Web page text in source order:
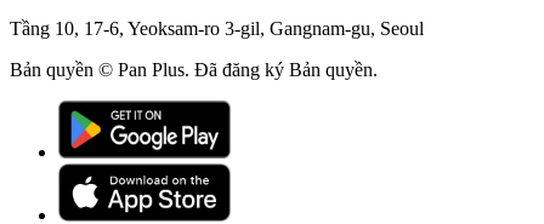
Tầng 10, 17-6, Yeoksam-ro 3-gil, Gangnam-gu, Seoul
Bản quyền © Pan Plus. Đã đăng ký Bản quyền.